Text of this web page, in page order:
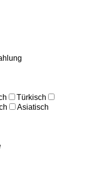
Türkisch
Asiatisch